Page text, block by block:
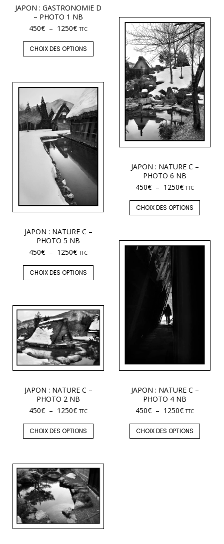
JAPON : GASTRONOMIE D
– PHOTO 1 NB
450€ – 1250€ TTC
CHOIX DES OPTIONS
JAPON : NATURE C –
PHOTO 6 NB
450€ – 1250€ TTC
CHOIX DES OPTIONS
JAPON : NATURE C –
PHOTO 5 NB
450€ – 1250€ TTC
CHOIX DES OPTIONS
JAPON : NATURE C –
PHOTO 4 NB
450€ – 1250€ TTC
CHOIX DES OPTIONS
JAPON : NATURE C –
PHOTO 2 NB
450€ – 1250€ TTC
CHOIX DES OPTIONS